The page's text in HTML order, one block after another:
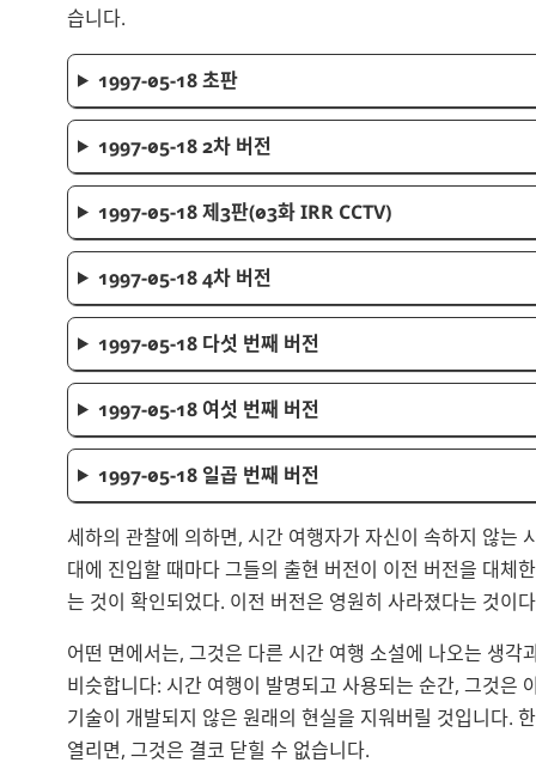
습니다.
1997-05-18 초판
1997-05-18 2차 버전
1997-05-18 제3판(03화 IRR CCTV)
1997-05-18 4차 버전
1997-05-18 다섯 번째 버전
1997-05-18 여섯 번째 버전
1997-05-18 일곱 번째 버전
세하의 관찰에 의하면, 시간 여행자가 자신이 속하지 않는
대에 진입할 때마다 그들의 출현 버전이 이전 버전을 대체
는 것이 확인되었다. 이전 버전은 영원히 사라졌다는 것이
어떤 면에서는, 그것은 다른 시간 여행 소설에 나오는 생각
비슷합니다: 시간 여행이 발명되고 사용되는 순간, 그것은
기술이 개발되지 않은 원래의 현실을 지워버릴 것입니다.
열리면, 그것은 결코 닫힐 수 없습니다.